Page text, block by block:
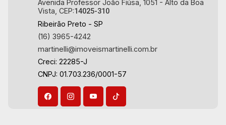
Avenida Professor João Fiúsa, 1051 - Alto da Boa
Vista, CEP:14025-310
Ribeirão Preto - SP
(16) 3965-4242
martinelli@imoveismartinelli.com.br
Creci: 22285-J
CNPJ: 01.703.236/0001-57